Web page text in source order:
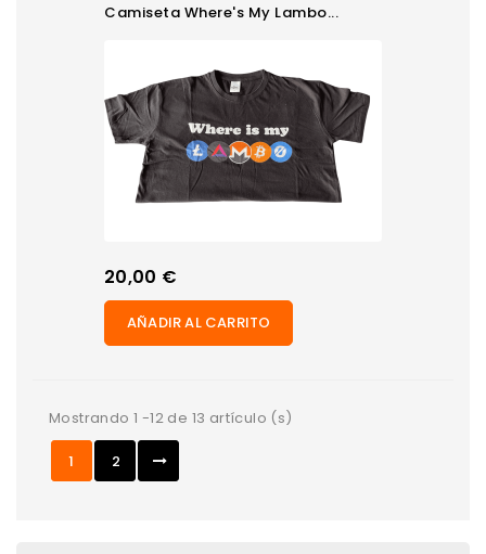
Camiseta Where's My Lambo...
Precio
20,00 €
AÑADIR AL CARRITO
Mostrando 1 -12 de 13 artículo (s)
1 2